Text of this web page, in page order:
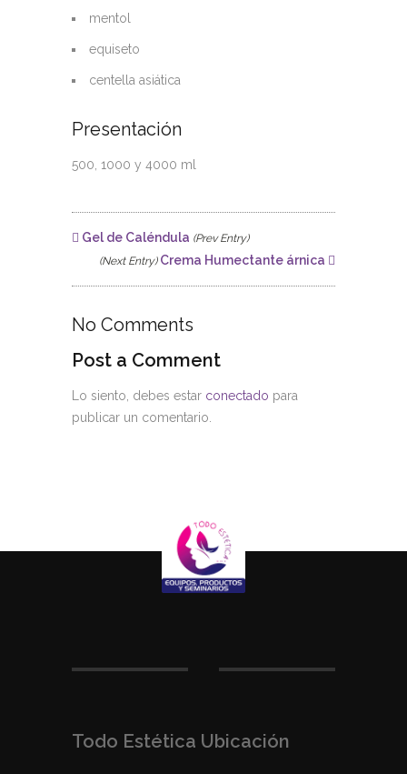
mentol
equiseto
centella asiática
Presentación
500, 1000 y 4000 ml
Gel de Caléndula (Prev Entry)
(Next Entry)Crema Humectante árnica
No Comments
Post a Comment
Lo siento, debes estar conectado para
publicar un comentario.
Todo Estética Ubicación